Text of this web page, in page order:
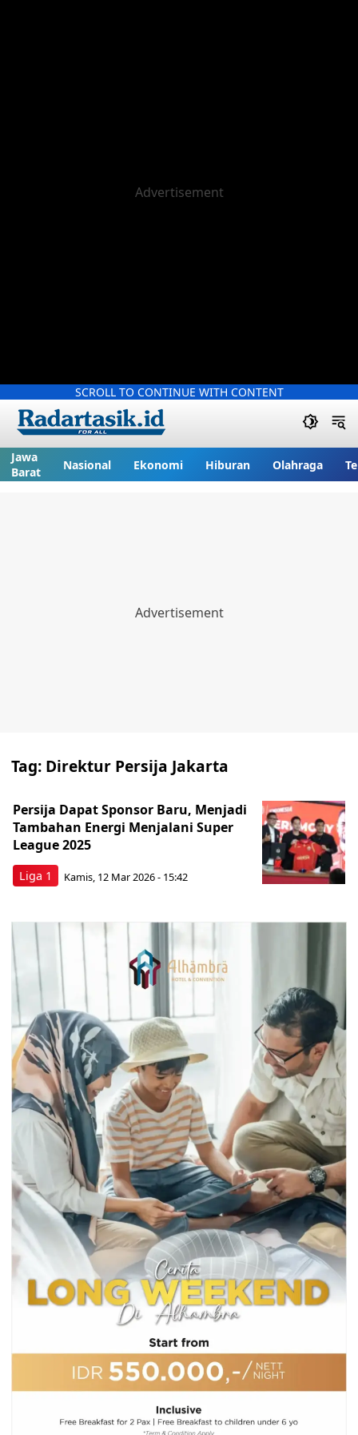
SCROLL TO CONTINUE WITH CONTENT
Jawa
Barat
Nasional Ekonomi Hiburan Olahraga
Tag: Direktur Persija Jakarta
Liga 1
Persija Dapat Sponsor Baru, Menjadi
Tambahan Energi Menjalani Super
League 2025
Kamis, 12 Mar 2026 - 15:42